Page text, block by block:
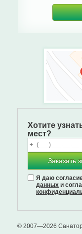
Хотите
мест?
Заказать
Я даю
данных и
© 2007—2026